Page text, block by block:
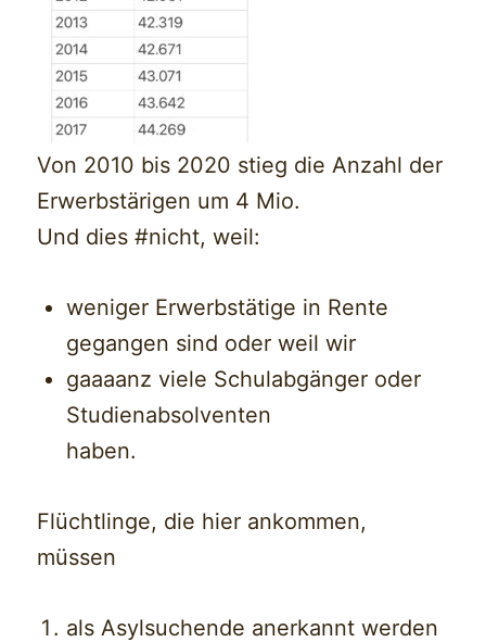
Von 2010 bis 2020 stieg die Anzahl der
Erwerbstärigen um 4 Mio.
Und dies #nicht, weil:
weniger Erwerbstätige in Rente
gegangen sind oder weil wir
gaaaanz viele Schulabgänger oder
Studienabsolventen
haben.
Flüchtlinge, die hier ankommen,
müssen
als Asylsuchende anerkannt werden